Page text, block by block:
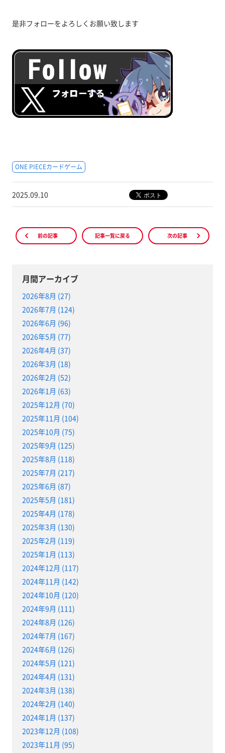
是非フォローをよろしくお願い致します
ONE PIECEカードゲーム
2025.09.10
前の記事 記事一覧に戻る 次の記事
月間アーカイブ
2026年8月 (27)
2026年7月 (124)
2026年6月 (96)
2026年5月 (77)
2026年4月 (37)
2026年3月 (18)
2026年2月 (52)
2026年1月 (63)
2025年12月 (70)
2025年11月 (104)
2025年10月 (75)
2025年9月 (125)
2025年8月 (118)
2025年7月 (217)
2025年6月 (87)
2025年5月 (181)
2025年4月 (178)
2025年3月 (130)
2025年2月 (119)
2025年1月 (113)
2024年12月 (117)
2024年11月 (142)
2024年10月 (120)
2024年9月 (111)
2024年8月 (126)
2024年7月 (167)
2024年6月 (126)
2024年5月 (121)
2024年4月 (131)
2024年3月 (138)
2024年2月 (140)
2024年1月 (137)
2023年12月 (108)
2023年11月 (95)